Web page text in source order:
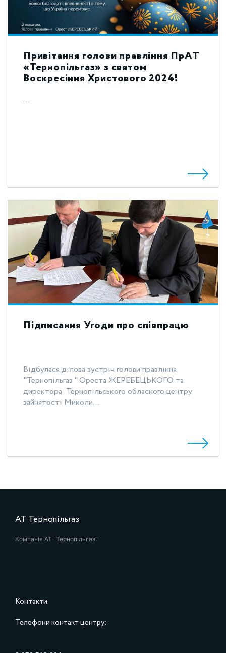
Привітання голови правління ПрАТ
«Тернопільгаз» з святом
Воскресіння Христового 2024!
...
Підписання Угоди про співпрацю
Відбулася ділова зустріч голови правління
"Тернопільгаз " Ореста ЖЕРЕБЕЦЬКОГО та
директора Тернопільського обласного центру
зайнятості Миколи...
АТ Тернопільгаз
Компанія АТ "Тернопільгаз"
Контакти
Телефони контакт центру: